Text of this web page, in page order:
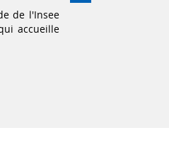
de l'Insee
accueille